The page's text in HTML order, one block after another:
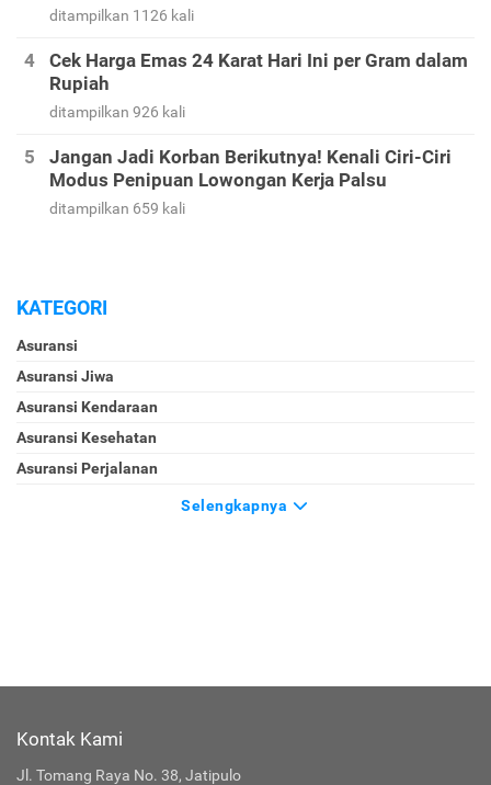
ditampilkan 1126 kali
Cek Harga Emas 24 Karat Hari Ini per Gram dalam
Rupiah
ditampilkan 926 kali
Jangan Jadi Korban Berikutnya! Kenali Ciri-Ciri
Modus Penipuan Lowongan Kerja Palsu
ditampilkan 659 kali
KATEGORI
Asuransi
Asuransi Jiwa
Asuransi Kendaraan
Asuransi Kesehatan
Asuransi Perjalanan
Selengkapnya
Kontak Kami
Jl. Tomang Raya No. 38, Jatipulo